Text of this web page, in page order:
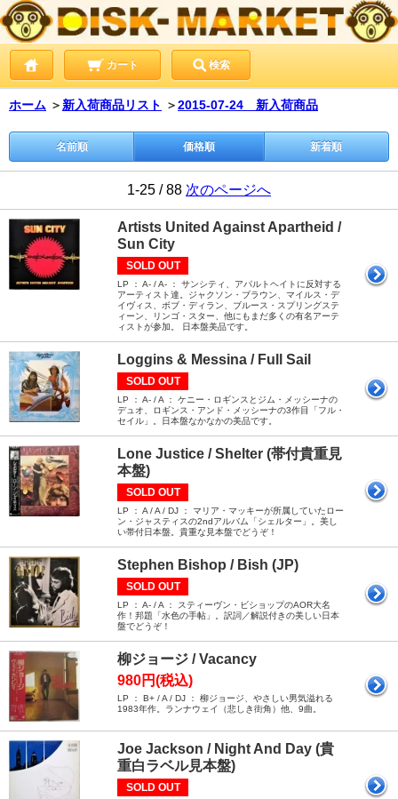
カート 検索
ホーム ＞ 新入荷商品リスト ＞2015-07-24 新入荷商品
名前順 価格順 新着順
1-25 / 88 次のページへ
Artists United Against Apartheid /
Sun City
SOLD OUT
LP ： A- / A- ： サンシティ、アパルトヘイトに反対する
アーティスト達。ジャクソン・ブラウン、マイルス・デ
イヴィス、ボブ・ディラン、ブルース・スプリングステ
ィーン、リンゴ・スター、他にもまだ多くの有名アーテ
ィストが参加。 日本盤美品です。
Loggins & Messina / Full Sail
SOLD OUT
LP ： A- / A ： ケニー・ロギンスとジム・メッシーナの
デュオ、ロギンス・アンド・メッシーナの3作目「フル・
セイル」。日本盤なかなかの美品です。
Lone Justice / Shelter (帯付貴重見
本盤)
SOLD OUT
LP ： A / A / DJ ： マリア・マッキーが所属していたロー
ン・ジャスティスの2ndアルバム「シェルター」。美し
い帯付日本盤。貴重な見本盤でどうぞ！
Stephen Bishop / Bish (JP)
SOLD OUT
LP ： A- / A ： スティーヴン・ビショップのAOR大名
作！邦題「水色の手帖」。訳詞／解説付きの美しい日本
盤でどうぞ！
柳ジョージ / Vacancy
980円(税込)
LP ： B+ / A / DJ ： 柳ジョージ、やさしい男気溢れる
1983年作。ランナウェイ（悲しき街角）他、9曲。
Joe Jackson / Night And Day (貴
重白ラベル見本盤)
SOLD OUT